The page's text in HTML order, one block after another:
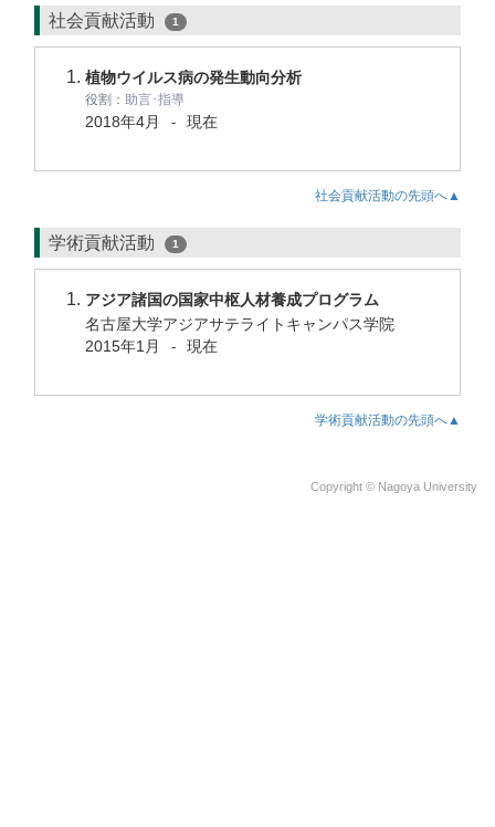
社会貢献活動 1
植物ウイルス病の発生動向分析
役割： 助言･指導
2018年4月 - 現在
社会貢献活動の先頭へ▲
学術貢献活動 1
アジア諸国の国家中枢人材養成プログラム
名古屋大学アジアサテライトキャンパス学院
2015年1月
- 現在
学術貢献活動の先頭へ▲
Copyright © Nagoya University